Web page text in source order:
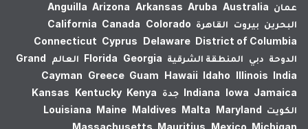
عمان
Anguilla Arizona Arkansas Aruba Australia
البحرين بيروت القاهرة California Canada Colorado
Connecticut Cyprus Delaware District of Columbia
الدوحة دبي المنطقة الشرقية Florida Georgia العالم
Grand
Cayman Greece Guam Hawaii Idaho Illinois India
Indiana Iowa Jamaica جدة Kansas Kentucky Kenya
الكويت
Louisiana Maine Maldives Malta Maryland